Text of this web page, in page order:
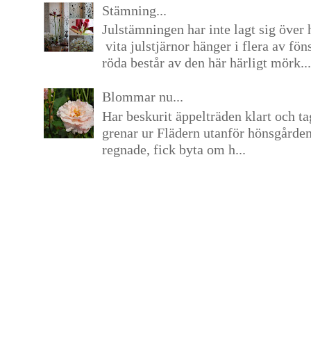
Stämning...
Julstämningen har inte lagt sig över
vita julstjärnor hänger i flera av
röda består av den här härligt mörk...
Blommar nu...
Har beskurit äppelträden klart och
grenar ur Flädern utanför
regnade, fick byta om h...